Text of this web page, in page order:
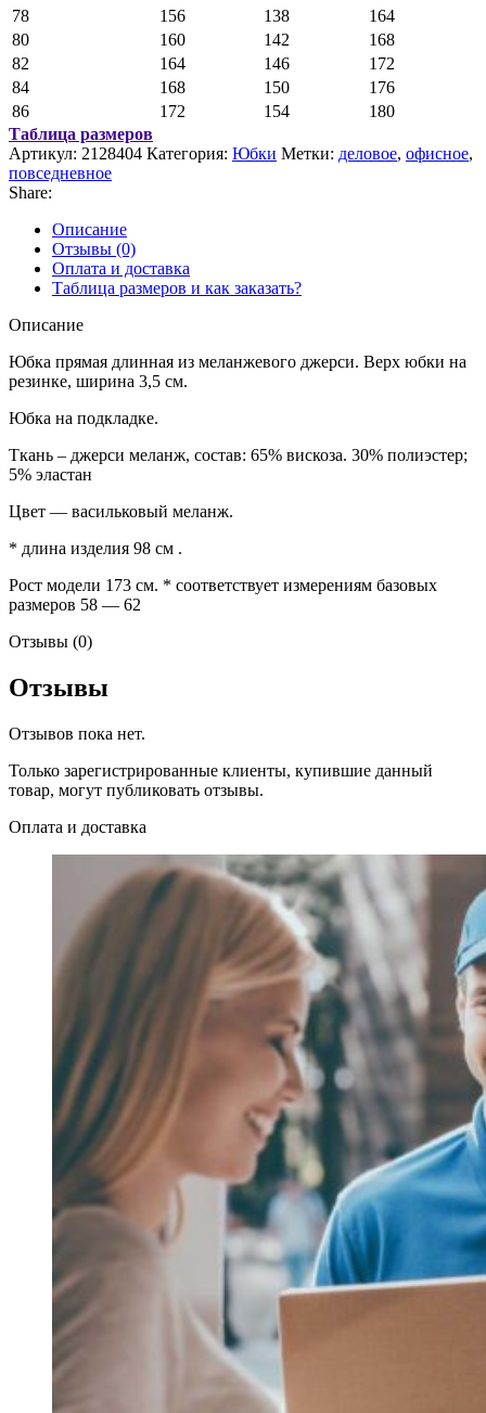
78
156 138
164
80
160 142
168
82
164 146
172
84
168 150
176
86
172 154
180
Таблица размеров
Артикул: 2128404 Категория: Юбки Метки: деловое, офисное,
повседневное
Share:
Описание
Отзывы (0)
Оплата и доставка
Таблица размеров и как заказать?
Описание
Юбка прямая длинная из меланжевого джерси. Верх юбки на
резинке, ширина 3,5 см.
Юбка на подкладке.
Ткань – джерси меланж, состав: 65% вискоза. 30% полиэстер;
5% эластан
Цвет — васильковый меланж.
* длина изделия 98 см .
Рост модели 173 см. * соответствует измерениям базовых
размеров 58 — 62
Отзывы (0)
Отзывы
Отзывов пока нет.
Только зарегистрированные клиенты, купившие данный
товар, могут публиковать отзывы.
Оплата и доставка